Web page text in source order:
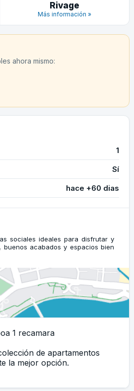
Rivage
Más información »
ahora mismo:
1
Sí
hace +60 dias
sociales ideales para disfrutar y
acabados y espacios bien
1 recamara
de apartamentos
la mejor opción.